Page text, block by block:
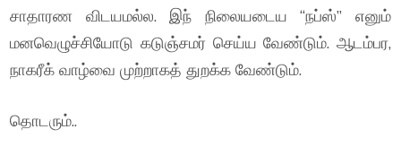
சாதாரண விடயமல்ல. இந் நிலையடைய “நப்ஸ்” எனும்
மனவெழுச்சியோடு கடுஞ்சமர் செய்ய வேண்டும். ஆடம்பர,
நாகரீக் வாழ்வை முற்றாகத் துறக்க வேண்டும்.
தொடரும்..